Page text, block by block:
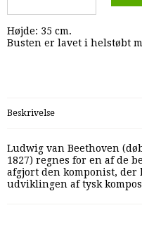
Højde: 35 cm.
Busten er lavet i helstøbt
Beskrivelse
Ludwig van Beethoven
1827) regnes for en af de
afgjort den komponist,
udviklingen af tysk